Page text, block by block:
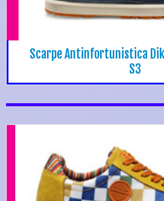
Scarpe Antinfortunistica
S3